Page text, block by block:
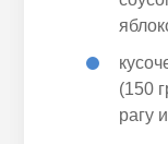
(150
рагу